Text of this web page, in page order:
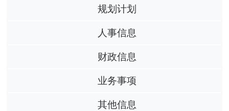
规划计划
人事信息
财政信息
业务事项
其他信息